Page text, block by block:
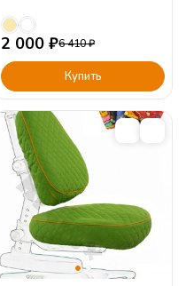
2 000 ₽6 410₽
Купить